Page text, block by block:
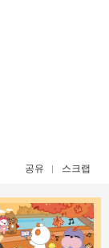
공유 스크랩